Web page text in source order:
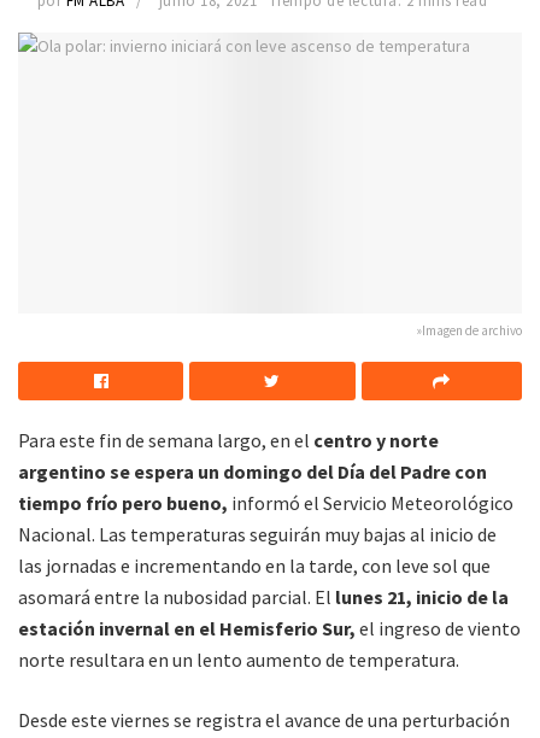
»Imagen de archivo
Para este fin de semana largo, en el centro y norte
argentino se espera un domingo del Día del Padre con
tiempo frío pero bueno, informó el Servicio Meteorológico
Nacional. Las temperaturas seguirán muy bajas al inicio de
las jornadas e incrementando en la tarde, con leve sol que
asomará entre la nubosidad parcial. El lunes 21, inicio de la
estación invernal en el Hemisferio Sur, el ingreso de viento
norte resultara en un lento aumento de temperatura.
Desde este viernes se registra el avance de una perturbación